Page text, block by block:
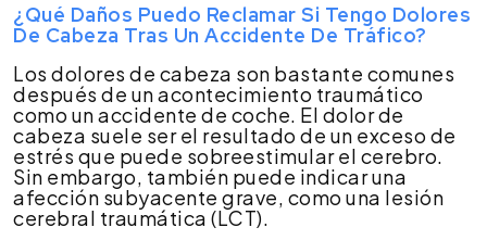
¿Qué Daños Puedo Reclamar Si Tengo Dolores
De Cabeza Tras Un Accidente De Tráfico?
Los dolores de cabeza son bastante comunes
después de un acontecimiento traumático
como un accidente de coche. El dolor de
cabeza suele ser el resultado de un exceso de
estrés que puede sobreestimular el cerebro.
Sin embargo, también puede indicar una
afección subyacente grave, como una lesión
cerebral traumática (LCT).